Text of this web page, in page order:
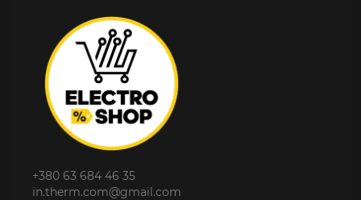
+380 63 684 46 35
in.therm.com@gmail.com